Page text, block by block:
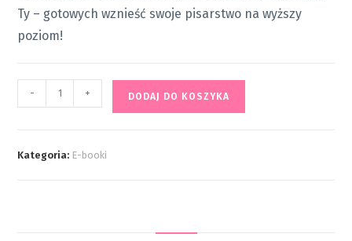
Ty – gotowych wznieść swoje pisarstwo na wyższy
poziom!
- + DODAJ DO KOSZYKA
Kategoria: E-booki